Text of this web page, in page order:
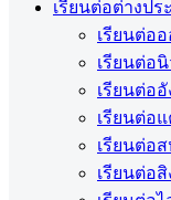
เรียนต่อต่างปร
เรียนต่ออ
เรียนต่อ
เรียนต่อ
เรียนต่อ
เรียนต่อ
เรียนต่อ